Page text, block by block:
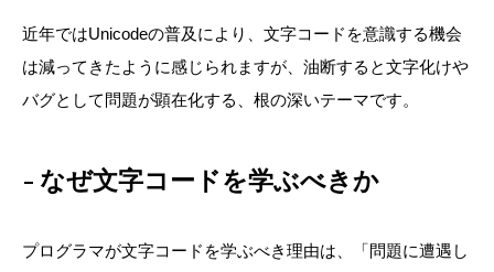
近年ではUnicodeの普及により、文字コードを意識する機会
は減ってきたように感じられますが、油断すると文字化けや
バグとして問題が顕在化する、根の深いテーマです。
なぜ文字コードを学ぶべきか
プログラマが文字コードを学ぶべき理由は、
「問題に遭遇し